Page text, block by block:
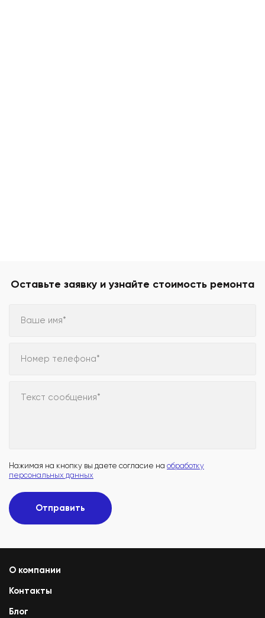
Оставьте заявку и узнайте стоимость ремонта
Ваше имя*
Номер телефона*
Текст сообщения*
Нажимая на кнопку вы даете согласие на обработку
персональных данных
Отправить
О компании
Контакты
Блог